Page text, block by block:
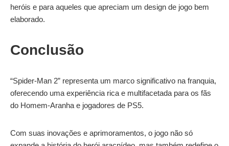
heróis e para aqueles que apreciam um design de jogo bem
elaborado.
Conclusão
“Spider-Man 2” representa um marco significativo na franquia,
oferecendo uma experiência rica e multifacetada para os fãs
do Homem-Aranha e jogadores de PS5.
Com suas inovações e aprimoramentos, o jogo não só